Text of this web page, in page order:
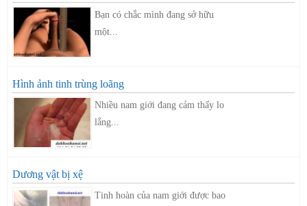
Bạn có chắc mình đang sở hữu
một...
Hình ảnh tinh trùng loãng
Nhiều nam giới đang cảm thấy lo
lắng...
Dương vật bị xệ
Tinh hoàn của nam giới được bao